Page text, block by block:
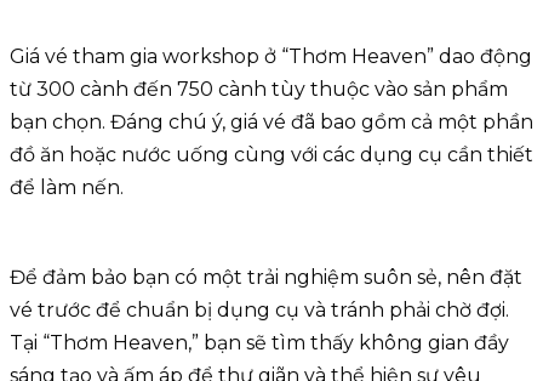
Giá vé tham gia workshop ở “Thơm Heaven” dao động
từ 300 cành đến 750 cành tùy thuộc vào sản phẩm
bạn chọn. Đáng chú ý, giá vé đã bao gồm cả một phần
đồ ăn hoặc nước uống cùng với các dụng cụ cần thiết
để làm nến.
Để đảm bảo bạn có một trải nghiệm suôn sẻ, nên đặt
vé trước để chuẩn bị dụng cụ và tránh phải chờ đợi.
Tại “Thơm Heaven,” bạn sẽ tìm thấy không gian đầy
sáng tạo và ấm áp để thư giãn và thể hiện sự yêu